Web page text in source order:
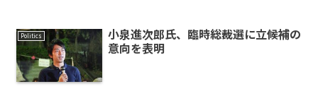
Politics
小泉進次郎氏、臨時総裁選に立候補の
意向を表明